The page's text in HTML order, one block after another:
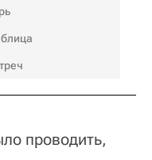
проводить,